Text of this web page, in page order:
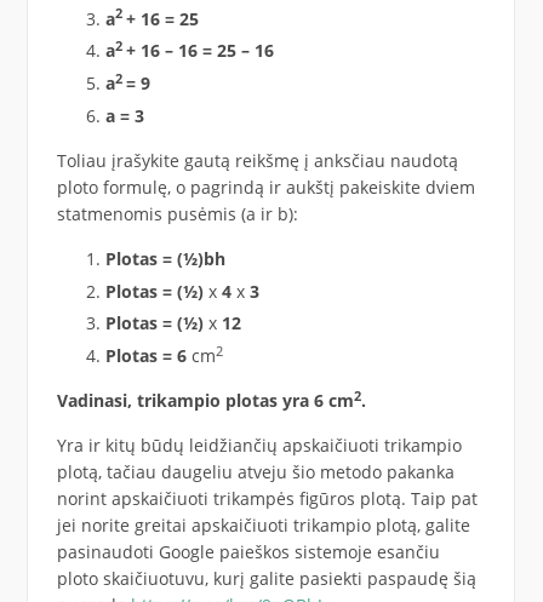
a2 + 16 = 25
a2 + 16 – 16 = 25 – 16
a2 = 9
a = 3
Toliau įrašykite gautą reikšmę į anksčiau naudotą
ploto formulę, o pagrindą ir aukštį pakeiskite dviem
statmenomis pusėmis (a ir b):
Plotas = (½)bh
Plotas = (½) x4 x3
Plotas = (½) x12
Plotas = 6 cm2
Vadinasi, trikampio plotas yra 6 cm2.
Yra ir kitų būdų leidžiančių apskaičiuoti trikampio
plotą, tačiau daugeliu atveju šio metodo pakanka
norint apskaičiuoti trikampės figūros plotą. Taip pat
jei norite greitai apskaičiuoti trikampio plotą, galite
pasinaudoti Google paieškos sistemoje esančiu
ploto skaičiuotuvu, kurį galite pasiekti paspaudę šią